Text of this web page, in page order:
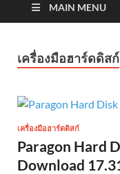
MAIN MENU
เครื่องมือฮาร์ดดิสก์
เครื่องมือฮาร์ดดิสก์
Paragon Hard
Download